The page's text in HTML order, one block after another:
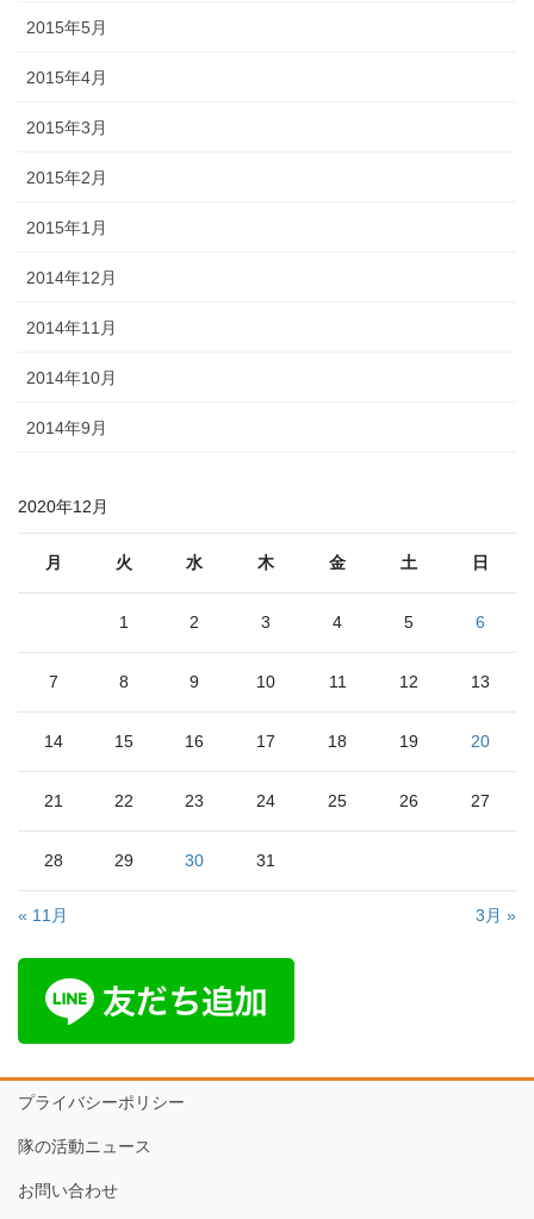
2015年5月
2015年4月
2015年3月
2015年2月
2015年1月
2014年12月
2014年11月
2014年10月
2014年9月
2020年12月
月 火 水 木 金 土 日
1 2 3 4 5 6
7 8 9 10 11 12 13
14 15 16 17 18 19 20
21 22 23 24 25 26 27
28 29 30 31
« 11月 3月 »
プライバシーポリシー
隊の活動ニュース
お問い合わせ